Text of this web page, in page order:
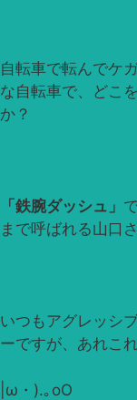
自転車で転んでケ
な自転車で、どこ
か？
「鉄腕ダッシュ」
まで呼ばれる山口
いつもアグレッシ
ーですが、あれこ
|ω・).｡oO